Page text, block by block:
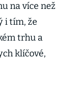
na více než
i tím, že
trhu a
klíčové,